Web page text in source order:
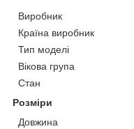
Виробник
Країна виробник
Тип моделі
Вікова група
Стан
Розміри
Довжина